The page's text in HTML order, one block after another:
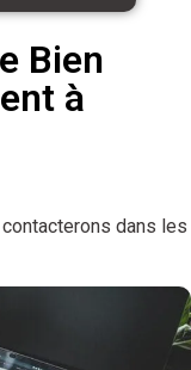
Bien
à
dans les